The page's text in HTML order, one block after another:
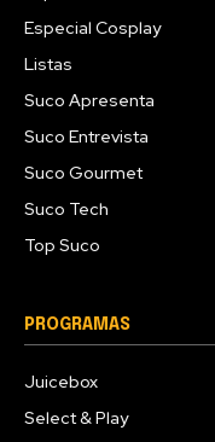
Especial Cosplay
Listas
Suco Apresenta
Suco Entrevista
Suco Gourmet
Suco Tech
Top Suco
PROGRAMAS
Juicebox
Select & Play